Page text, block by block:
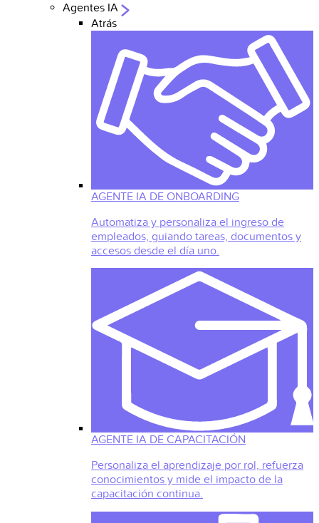
Agentes IA
Atrás
AGENTE IA DE ONBOARDING
Automatiza y personaliza el ingreso de
empleados, guiando tareas, documentos y
accesos desde el día uno.
AGENTE IA DE CAPACITACIÓN
Personaliza el aprendizaje por rol, refuerza
conocimientos y mide el impacto de la
capacitación continua.